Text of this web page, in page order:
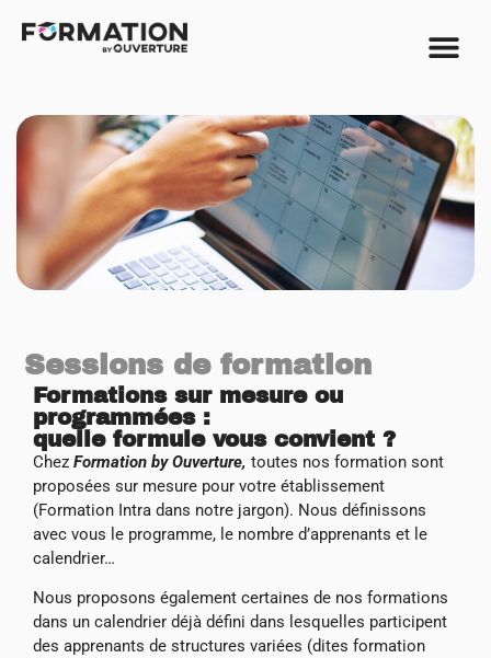
Sessions de formation
Formations sur mesure ou
programmées :
quelle formule vous convient ?
Chez Formation by Ouverture, toutes nos formation sont
proposées sur mesure pour votre établissement
(Formation Intra dans notre jargon). Nous définissons
avec vous le programme, le nombre d’apprenants et le
calendrier…
Nous proposons également certaines de nos formations
dans un calendrier déjà défini dans lesquelles participent
des apprenants de structures variées (dites formation